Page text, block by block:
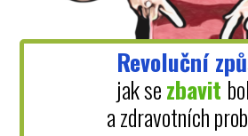
Revoluční
jak sezbavit
a zdravotních